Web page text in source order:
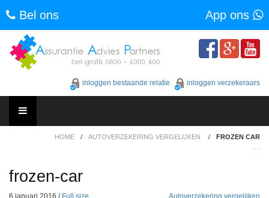
Bel ons App ons
content
inloggen bestaande relatie inloggen verzekeraars
HOME / AUTOVERZEKERING VERGELIJKEN / FROZEN CAR
frozen-car